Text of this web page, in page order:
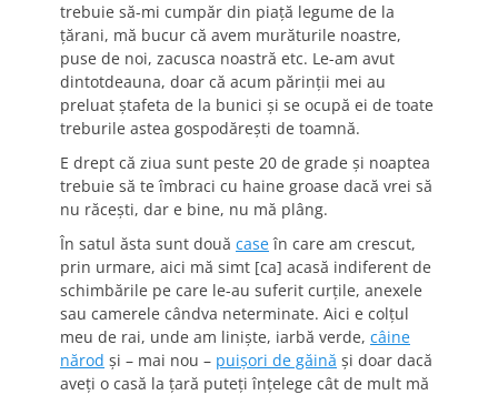
trebuie să-mi cumpăr din piaţă legume de la
ţărani, mă bucur că avem murăturile noastre,
puse de noi, zacusca noastră etc. Le-am avut
dintotdeauna, doar că acum părinţii mei au
preluat ştafeta de la bunici şi se ocupă ei de toate
treburile astea gospodăreşti de toamnă.
E drept că ziua sunt peste 20 de grade şi noaptea
trebuie să te îmbraci cu haine groase dacă vrei să
nu răceşti, dar e bine, nu mă plâng.
În satul ăsta sunt două caseîn care am crescut,
prin urmare, aici mă simt [ca] acasă indiferent de
schimbările pe care le-au suferit curţile, anexele
sau camerele cândva neterminate. Aici e colţul
meu de rai, unde am linişte, iarbă verde, câine
nărod şi – mai nou – puişori de găină şi doar dacă
aveţi o casă la ţară puteţi înţelege cât de mult mă